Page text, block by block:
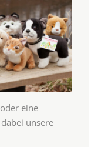
eine
unsere